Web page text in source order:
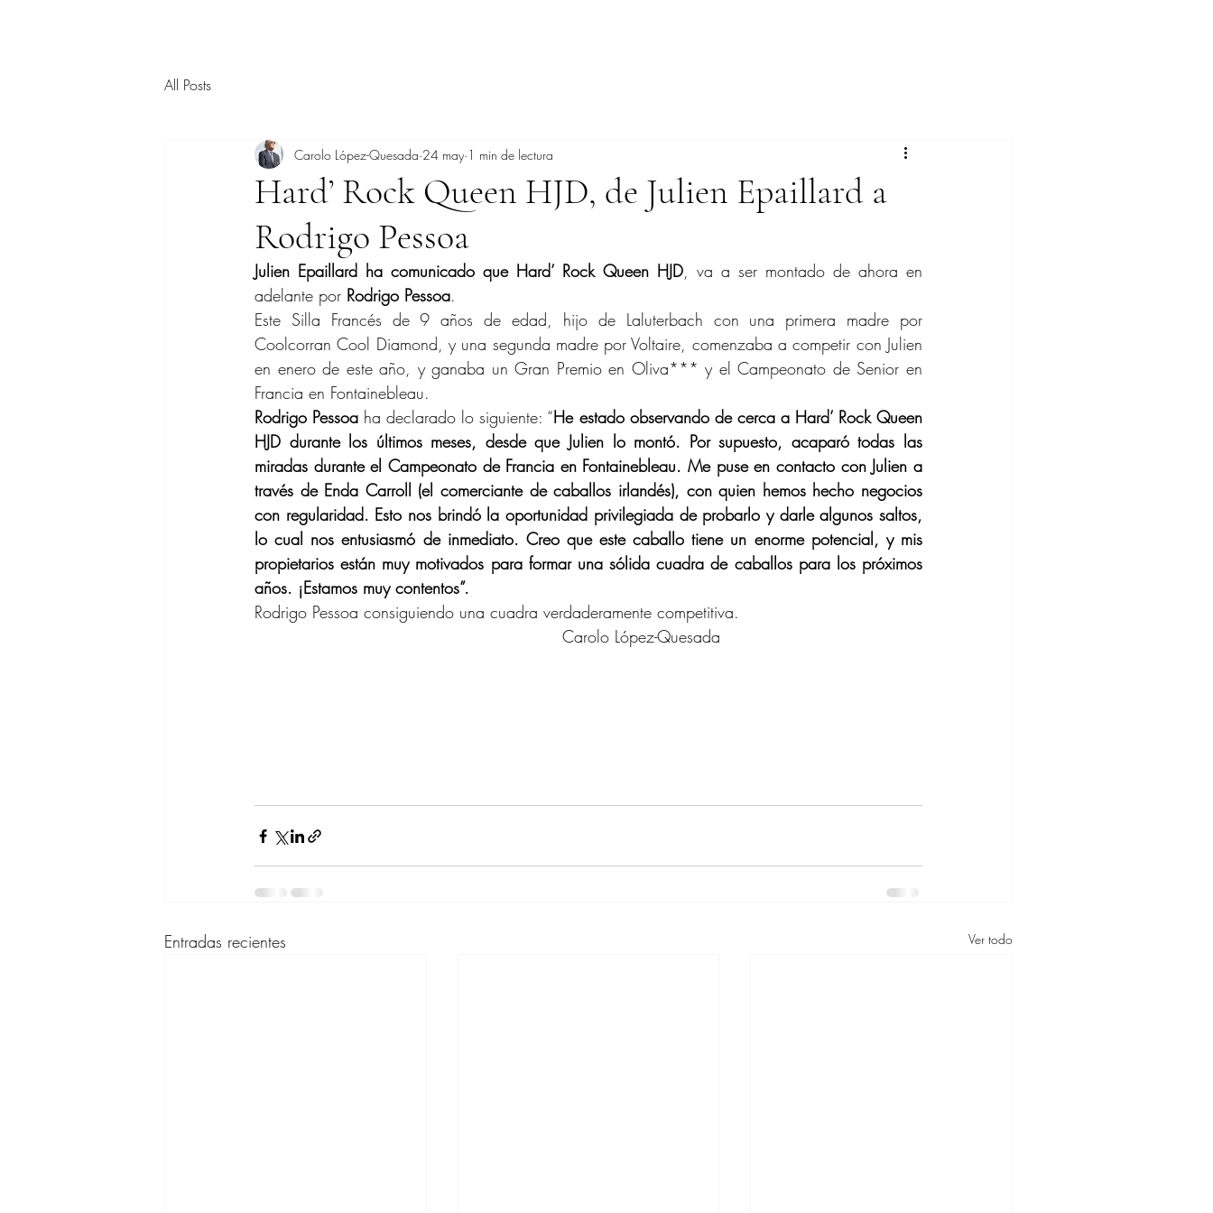
All Posts
Hard’ Rock Queen HJD, de Julien Epaillard a
Rodrigo Pessoa
Carolo López-Quesada 24 may 1 min de lectura
Julien Epaillard ha comunicado que Hard’ Rock Queen HJD, va a ser montado de ahora en
adelante por Rodrigo Pessoa.
Este Silla Francés de 9 años de edad, hijo de Laluterbach con una primera madre por
Coolcorran Cool Diamond, y una segunda madre por Voltaire, comenzaba a competir con Julien
en enero de este año, y ganaba un Gran Premio en Oliva*** y el Campeonato de Senior en
Francia en Fontainebleau.
Rodrigo Pessoa ha declarado lo siguiente: “He estado observando de cerca a Hard’ Rock Queen
HJD durante los últimos meses, desde que Julien lo montó. Por supuesto, acaparó todas las
miradas durante el Campeonato de Francia en Fontainebleau. Me puse en contacto con Julien a
través de Enda Carroll (el comerciante de caballos irlandés), con quien hemos hecho negocios
con regularidad. Esto nos brindó la oportunidad privilegiada de probarlo y darle algunos saltos,
lo cual nos entusiasmó de inmediato. Creo que este caballo tiene un enorme potencial, y mis
propietarios están muy motivados para formar una sólida cuadra de caballos para los próximos
años. ¡Estamos muy contentos”.
Rodrigo Pessoa consiguiendo una cuadra verdaderamente competitiva.
Carolo López-Quesada
Entradas recientes Ver todo